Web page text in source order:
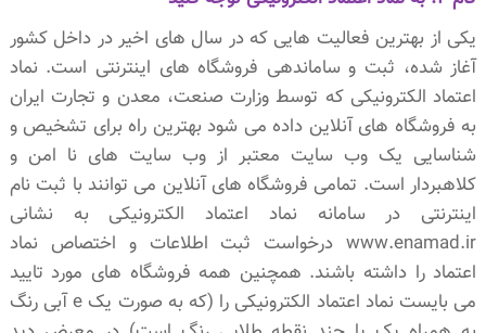
یکی از بهترین فعالیت هایی که در سال های اخیر در داخل کشور
آغاز شده، ثبت و ساماندهی فروشگاه های اینترنتی است. نماد
اعتماد الکترونیکی که توسط وزارت صنعت، معدن و تجارت ایران
به فروشگاه های آنلاین داده می شود بهترین راه برای تشخیص و
شناسایی یک وب سایت معتبر از وب سایت های نا امن و
کلاهبردار است. تمامی فروشگاه های آنلاین می توانند با ثبت نام
اینترنتی در سامانه نماد اعتماد الکترونیکی به نشانی
www.enamad.ir درخواست ثبت اطلاعات و اختصاص نماد
اعتماد را داشته باشند. همچنین همه فروشگاه های مورد تایید
می بایست نماد اعتماد الکترونیکی را (که به صورت یک e آبی رنگ